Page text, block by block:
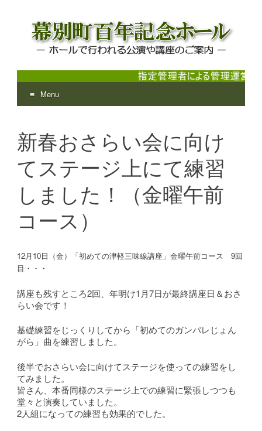
幕別町百年記念ホール
ホールで行われる公演や講座のご案内
Menu
content
新春おさらい会に向け
てステージ上にて練習
しました！（金曜午前
コース）
12月10日（金）「初めての津軽三味線講座」金曜午前コース 9回
目・・・
講座も残すところ2回、年明け1月7日が最終講座日＆おさ
らい会です！
基礎練習をじっくりしてから「初めてのガンバレじょん
がら」曲を練習しました。
後半でおさらい会に向けてステージを使っての練習をし
てみました。
皆さん、本番同様のステージ上での練習に緊張しつつも
堂々と演奏していました。
2人組になっての練習も効果的でした。